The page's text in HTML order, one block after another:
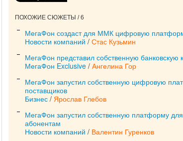
ПОХОЖИЕ СЮЖЕТЫ / 6
МегаФон создаст для ММК цифровую
Новости компаний / Стас Кузьмин
МегаФон представил собственную банковскую
МегаФон Exclusive / Ангелина Гор
МегаФон запустил собственную цифровую
поставщиков
Бизнес / Ярослав Глебов
МегаФон запустил собственную платформу
абонентам
Новости компаний / Валентин Гуренков